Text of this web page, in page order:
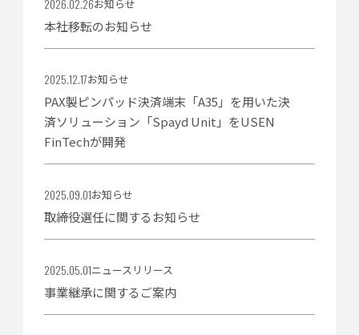
2026.02.26お知らせ
本社移転のお知らせ
2025.12.17お知らせ
PAX製ピンパッド決済端末「A35」を用いた決
済ソリューション「Spayd Unit」をUSEN
FinTechが開発
2025.09.01お知らせ
取締役選任に関するお知らせ
2025.05.01ニュースリリース
事業継承に関するご案内
2025.03.03ニュースリリース
商号変更に関するお知らせ
2026.02.26お知らせ
本社移転のお知らせ
2025.12.17お知らせ
PAX製ピンパッド決済端末「A35」を用いた決
済ソリューション「Spayd Unit」をUSEN
FinTechが開発
2025.09.01お知らせ
取締役選任に関するお知らせ
2025.05.01お知らせ
決済サービス 規約改定の
お知らせ